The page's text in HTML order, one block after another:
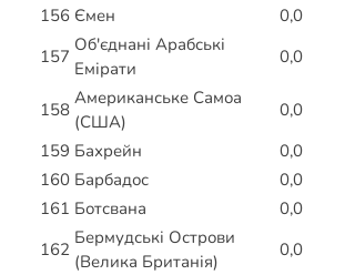
156 Ємен 0,0
157
Об'єднані Арабські
Емірати
0,0
158
Американське Самоа
(США)
0,0
159 Бахрейн 0,0
160 Барбадос 0,0
161 Ботсвана 0,0
162
Бермудські Острови
(Велика Британія)
0,0